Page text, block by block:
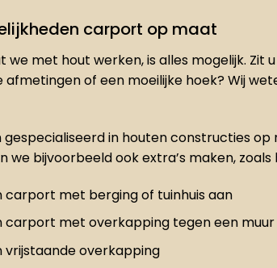
carport op maat
we met hout werken, is alles mogelijk. Zit
afmetingen of een moeilijke hoek? Wij
gespecialiseerd in houten constructies op
we bijvoorbeeld ook extra’s maken, zoals
carport met berging of tuinhuis aan
carport met overkapping tegen een muur
vrijstaande overkapping